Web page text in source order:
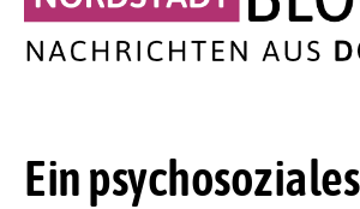
Ein psychosoziales